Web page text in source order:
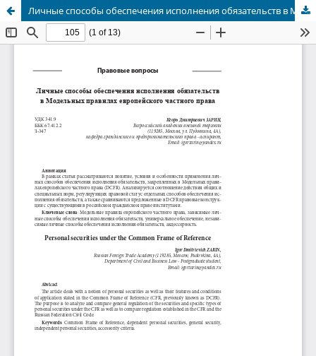
Личные способы обеспечения исполнения обязательств в Модельных правилах европейского частного права